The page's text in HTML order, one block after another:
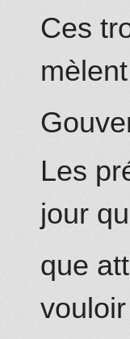
Ces
Les
jour
que